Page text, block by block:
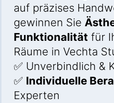
auf präzises
gewinnen Sie
Funktionalität für
Räume in Vechta
✅ Unverbindlich &
✅ Individuelle
Experten